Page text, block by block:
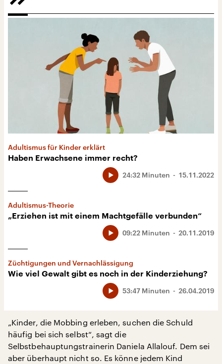
Adultismus für Kinder erklärt
Haben Erwachsene immer recht?
15.11.2022
24:32 Minuten
Adultismus-Theorie
„Erziehen ist mit einem Machtgefälle verbunden“
20.11.2019
09:22 Minuten
Züchtigungen und Vernachlässigung
Wie viel Gewalt gibt es noch in der Kinderziehung?
26.04.2019
53:47 Minuten
„Kinder, die Mobbing erleben, suchen die Schuld
häufig bei sich selbst“, sagt die
Selbstbehauptungstrainerin Daniela Allalouf. Dem sei
aber überhaupt nicht so. Es könne jedem Kind